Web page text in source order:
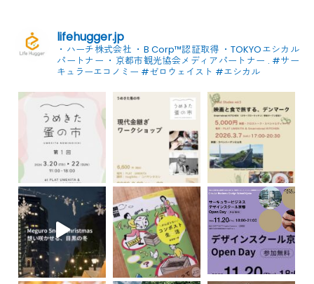
lifehugger.jp
・ハーチ株式会社 ・B Corp™認証取得 ・TOKYOエシカル
パートナー ・京都市観光協会メディアパートナー . #サー
キュラーエコノミー #ゼロウェイスト #エシカル